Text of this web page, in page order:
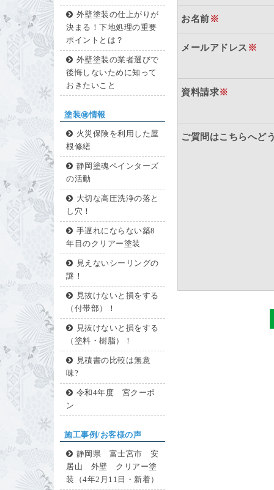
外壁塗装の仕上がりが
決まる！下地処理の重要
ポイントとは？
外壁塗装の業者選びで
後悔しないために知って
おきたいこと
塗装㊙情報
火災保険を利用した屋
根修繕
静岡塗魂ペインターズ
の活動
大切な高圧洗浄の落と
し穴！
手遅れにならない築8
年目のクリアー塗装
見えないシーリングの
謎！
見抜けないと損をする
（付帯部）！
見抜けないと損をする
（塗料・樹脂）！
見積書の比較は無意
味?
令和4年度 宮クーポ
ン
施工事例/お客様の声
静岡県 富士宮市 安
居山 外壁 クリアー塗
装（4年2月11日・新着）
お名前※
メールアドレス ※
資料請求※
ご質問はこちらへど